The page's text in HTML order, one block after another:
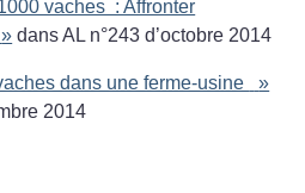
vaches : Affronter
» dans AL n°243 d’octobre 2014
dans une ferme-usine
»
2014